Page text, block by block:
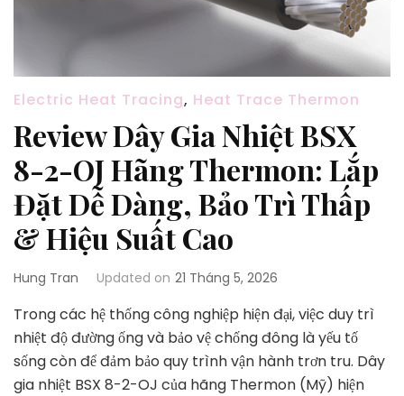
Electric Heat Tracing, Heat Trace Thermon
Review Dây Gia Nhiệt BSX
8-2-OJ Hãng Thermon: Lắp
Đặt Dễ Dàng, Bảo Trì Thấp
& Hiệu Suất Cao
Hung Tran Updated on 21 Tháng 5, 2026
Trong các hệ thống công nghiệp hiện đại, việc duy trì
nhiệt độ đường ống và bảo vệ chống đông là yếu tố
sống còn để đảm bảo quy trình vận hành trơn tru. Dây
gia nhiệt BSX 8-2-OJ của hãng Thermon (Mỹ) hiện